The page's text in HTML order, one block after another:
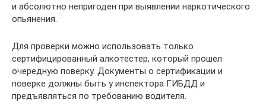
и абсолютно непригоден при выявлении наркотического
опьянения.
Для проверки можно использовать только
сертифицированный алкотестер, который прошел
очередную поверку. Документы о сертификации и
поверке должны быть у инспектора ГИБДД и
предъявляться по требованию водителя.